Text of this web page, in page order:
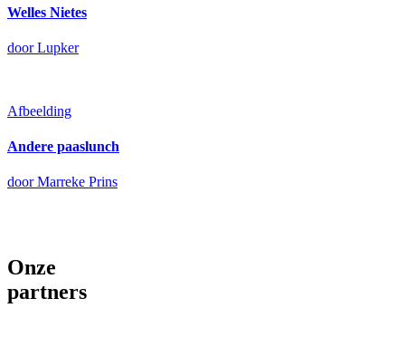
Welles Nietes
door Lupker
Afbeelding
Andere paaslunch
door Marreke Prins
Onze
partners